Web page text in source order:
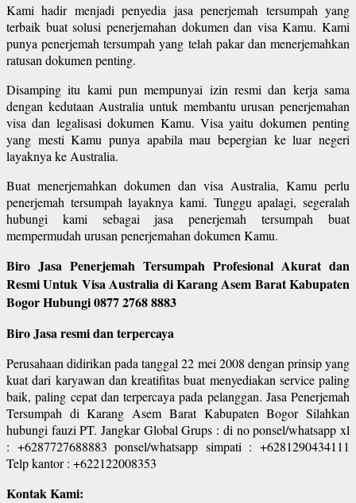
Kami hadir menjadi penyedia jasa penerjemah tersumpah yang
terbaik buat solusi penerjemahan dokumen dan visa Kamu. Kami
punya penerjemah tersumpah yang telah pakar dan menerjemahkan
ratusan dokumen penting.
Disamping itu kami pun mempunyai izin resmi dan kerja sama
dengan kedutaan Australia untuk membantu urusan penerjemahan
visa dan legalisasi dokumen Kamu. Visa yaitu dokumen penting
yang mesti Kamu punya apabila mau bepergian ke luar negeri
layaknya ke Australia.
Buat menerjemahkan dokumen dan visa Australia, Kamu perlu
penerjemah tersumpah layaknya kami. Tunggu apalagi, segeralah
hubungi kami sebagai jasa penerjemah tersumpah buat
mempermudah urusan penerjemahan dokumen Kamu.
Biro Jasa Penerjemah Tersumpah Profesional Akurat dan
Resmi Untuk Visa Australia di Karang Asem Barat Kabupaten
Bogor Hubungi 0877 2768 8883
Biro Jasa resmi dan terpercaya
Perusahaan didirikan pada tanggal 22 mei 2008 dengan prinsip yang
kuat dari karyawan dan kreatifitas buat menyediakan service paling
baik, paling cepat dan terpercaya pada pelanggan. Jasa Penerjemah
Tersumpah di Karang Asem Barat Kabupaten Bogor Silahkan
hubungi fauzi PT. Jangkar Global Grups : di no ponsel/whatsapp xl
: +6287727688883 ponsel/whatsapp simpati : +6281290434111
Telp kantor : +622122008353
Kontak Kami: